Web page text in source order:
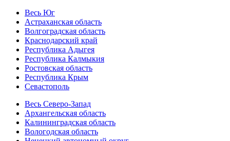
Весь Юг
Астраханская область
Волгоградская область
Краснодарский край
Республика Адыгея
Республика Калмыкия
Ростовская область
Республика Крым
Севастополь
Весь Северо-Запад
Архангельская область
Калининградская область
Вологодская область